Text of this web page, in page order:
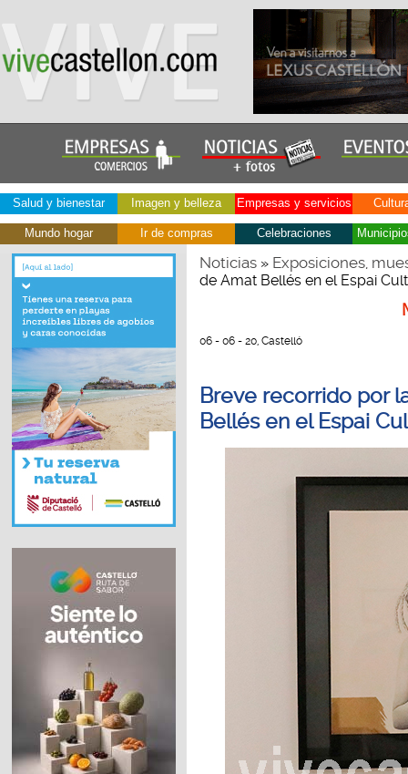
Salud y bienestar Imagen y belleza Empresas y servicios
Mundo hogar Ir de compras Celebraciones
Noticias» Exposiciones,
de Amat Bellés en el Espai
06 - 06 - 20, Castelló
Breve recorrido por
Bellés en el Espai